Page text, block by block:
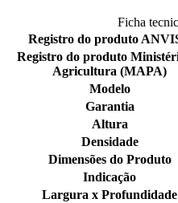
Ficha
Registro do produto
Registro do produto
Agricultura (MAPA)
Modelo
Garantia
Altura
Densidade
Dimensões do Produto
Indicação
Largura x Profundidade